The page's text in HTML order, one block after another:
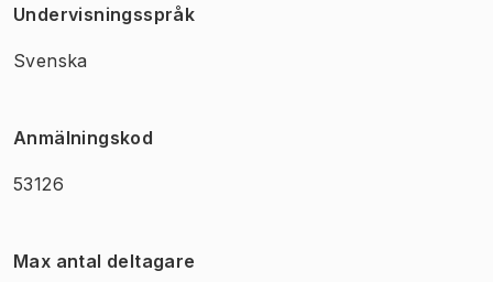
Undervisningsspråk
Svenska
Anmälningskod
53126
Max antal deltagare